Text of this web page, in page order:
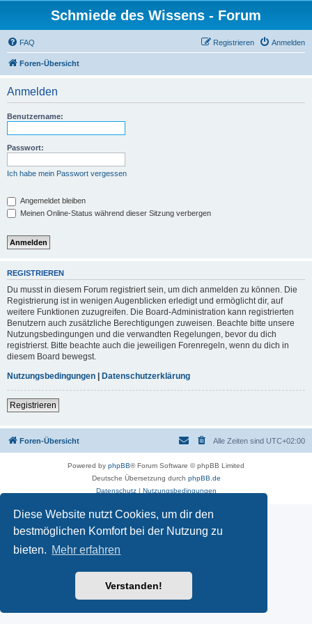
Diese Website nutzt Cookies, um dir den
bestmöglichen Komfort bei der Nutzung zu
bieten. Mehr erfahren
Verstanden!
Schmiede des Wissens - Forum
FAQ Anmelden
Registrieren
Foren-Übersicht
Anmelden
Benutzername:
Passwort:
Ich habe mein Passwort vergessen
Angemeldet bleiben
Meinen Online-Status während dieser Sitzung verbergen
REGISTRIEREN
Du musst in diesem Forum registriert sein, um dich anmelden zu können. Die
Registrierung ist in wenigen Augenblicken erledigt und ermöglicht dir, auf
weitere Funktionen zuzugreifen. Die Board-Administration kann registrierten
Benutzern auch zusätzliche Berechtigungen zuweisen. Beachte bitte unsere
Nutzungsbedingungen und die verwandten Regelungen, bevor du dich
registrierst. Bitte beachte auch die jeweiligen Forenregeln, wenn du dich in
diesem Board bewegst.
Nutzungsbedingungen | Datenschutzerklärung
Registrieren
Foren-Übersicht Alle Zeiten sind UTC+02:00
Powered by phpBB® Forum Software © phpBB Limited
Deutsche Übersetzung durch phpBB.de
Datenschutz| Nutzungsbedingungen